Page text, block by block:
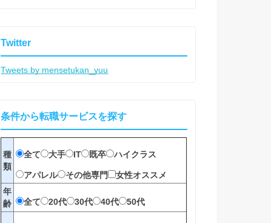
Twitter
Tweets by mensetukan_yuu
条件から転職サービスを探す
種
類
全て 大手 IT 既卒 ハイクラス
アパレル その他専門
女性オススメ
年
齢
全て 20代 30代 40代 50代